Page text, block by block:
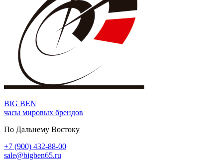
BIG BEN
часы мировых брендов
По Дальнему Востоку
+7 (900) 432-88-00
sale@bigben65.ru